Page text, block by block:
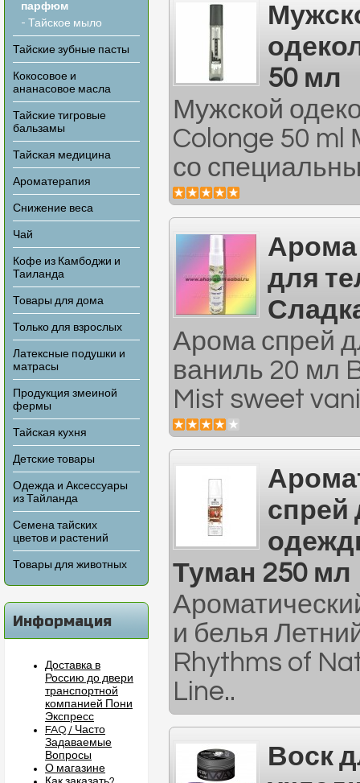
парфюм
- Тайское мыло
Тайские зубные пасты
Кокосовое и
ананасовое масла
Тайские тигровые
бальзамы
Тайская медицина
Ароматерапия
Снижение веса
Чай
Кофе из Камбоджи и
Таиланда
Товары для дома
Только для взрослых
Латексные подушки и
матрасы
Продукция змеиной
фермы
Тайская кухня
Детские товары
Одежда и Аксессуары
из Тайланда
Семена тайских
цветов и растений
Товары для животных
Информация
Доставка в
Россию до двери
транспортной
компанией Пони
Экспресс
FAQ / Часто
Задаваемые
Вопросы
О магазине
50 мл
Мужской
Colonge 50 ml
со
Арома
для
Арома спрей
ваниль 20 мл
Mist sweet
спрей
Туман 250 мл
и белья
Rhythms of
Line..
Воск